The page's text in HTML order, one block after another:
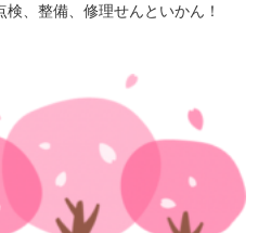
、整備、修理せんといかん！